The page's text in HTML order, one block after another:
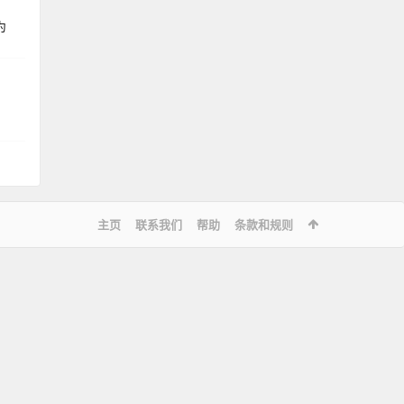
主页 联系我们 帮助 条款和规则